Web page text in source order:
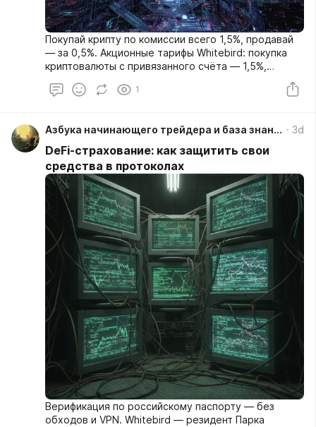
Покупай крипту по комиссии всего 1,5%, продавай
— за 0,5%. Акционные тарифы Whitebird: покупка
криптовалюты с привязанного счёта — 1,5%,
продажа — рекордные 0,5%. Без конвертации при
выборе пары «Криптовалюта — RUB».
1
Азбука начинающего трейдера и база знаний 3d
DeFi-страхование: как защитить свои
средства в протоколах
Верификация по российскому паспорту — без
обходов и VPN. Whitebird — резидент Парка